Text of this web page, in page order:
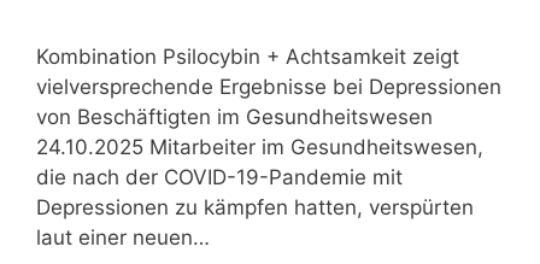
Kombination Psilocybin + Achtsamkeit zeigt
vielversprechende Ergebnisse bei Depressionen
von Beschäftigten im Gesundheitswesen
24.10.2025 Mitarbeiter im Gesundheitswesen,
die nach der COVID-19-Pandemie mit
Depressionen zu kämpfen hatten, verspürten
laut einer neuen…